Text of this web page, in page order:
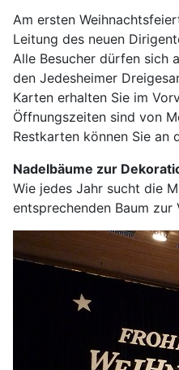
Am ersten
Leitung des neuen
Alle Besucher dürfen sich
den Jedesheimer
Karten erhalten Sie im
Öffnungszeiten sind von
Restkarten können Sie an
Nadelbäume zur
Wie jedes Jahr sucht die
entsprechenden Baum